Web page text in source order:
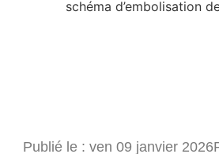
Publié le : ven 09 janvier 2026